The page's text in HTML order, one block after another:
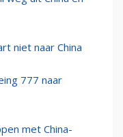
niet naar China
777 naar
met China-